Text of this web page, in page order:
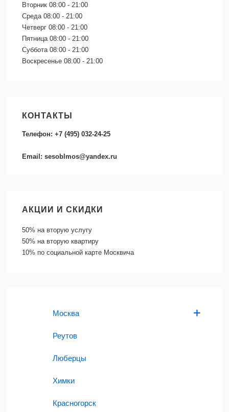
Вторник 08:00 - 21:00
Среда 08:00 - 21:00
Четверг 08:00 - 21:00
Пятница 08:00 - 21:00
Суббота 08:00 - 21:00
Воскресенье 08:00 - 21:00
КОНТАКТЫ
Телефон: +7 (495) 032-24-25
Email: sesoblmos@yandex.ru
АКЦИИ И СКИДКИ
50% на вторую услугу
50% на вторую квартиру
10% по социальной карте Москвича
Москва
Реутов
Люберцы
Химки
Красногорск